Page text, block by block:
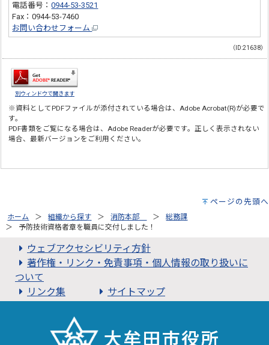
電話番号：0944-53-3521
Fax：0944-53-7460
お問い合わせフォーム
（ID:21638）
別ウィンドウで開きます
※資料としてPDFファイルが添付されている場合は、Adobe Acrobat(R)が必要で
す。
PDF書類をご覧になる場合は、Adobe Readerが必要です。正しく表示されない
場合、最新バージョンをご利用ください。
ページの先頭へ
ホーム 組織から探す 消防本部
総務課
予防技術資格者章を職員に交付しました！
ウェブアクセシビリティ方針
著作権・リンク・免責事項・個人情報の取り扱いに
ついて
リンク集
サイトマップ